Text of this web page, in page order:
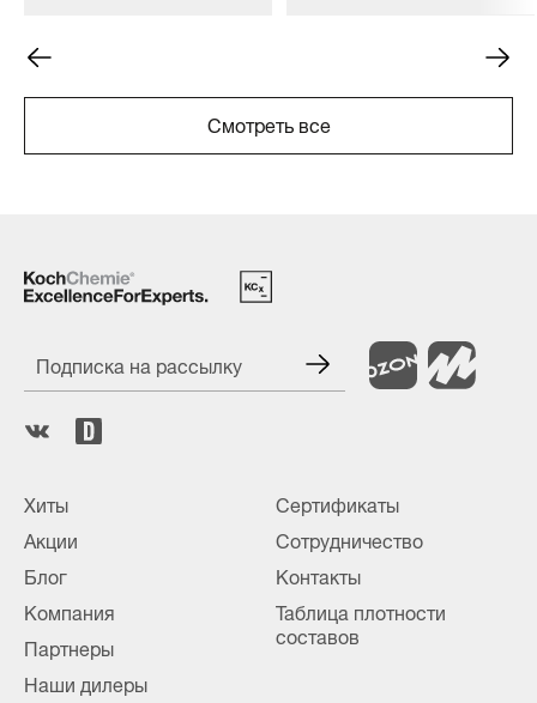
Смотреть все
Подписка на рассылку
Хиты
Акции
Блог
Компания
Партнеры
Наши дилеры
Сертификаты
Сотрудничество
Контакты
Таблица плотности
составов